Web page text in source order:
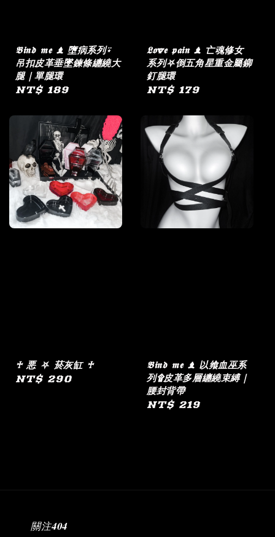
𝕭𝖎𝖓𝖉 𝖒𝖊 ♝ 墮病系列⍣
吊扣皮革垂墜鍊條纏繞大
腿｜單腿環
Regular
NT$ 189
𝕷𝖔v𝖊 𝖕𝖆𝖎𝖓 ♝ 亡魂修女
系列⛧倒五角星重金屬鉚
釘腿環
Regular
NT$ 179
♰ 悪 ⛧ 菸灰缸 ♰
Regular
NT$ 290
𝕭𝖎𝖓𝖉 𝖒𝖊 ♝ 以飨血巫系
列۩皮革多層纏繞束縛｜
腰封背帶
Regular
NT$ 219
關注𝟒𝟎𝟒